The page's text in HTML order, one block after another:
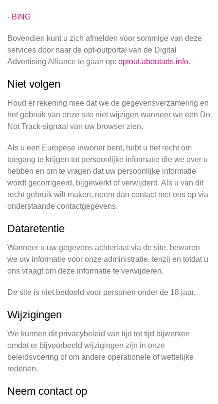
- BING
Bovendien kunt u zich afmelden voor sommige van deze
services door naar de opt-outportal van de Digital
Advertising Alliance te gaan op: optout.aboutads.info.
Niet volgen
Houd er rekening mee dat we de gegevensverzameling en
het gebruik van onze site niet wijzigen wanneer we een Do
Not Track-signaal van uw browser zien.
Als u een Europese inwoner bent, hebt u het recht om
toegang te krijgen tot persoonlijke informatie die we over u
hebben en om te vragen dat uw persoonlijke informatie
wordt gecorrigeerd, bijgewerkt of verwijderd. Als u van dit
recht gebruik wilt maken, neem dan contact met ons op via
onderstaande contactgegevens.
Dataretentie
Wanneer u uw gegevens achterlaat via de site, bewaren
we uw informatie voor onze administratie, tenzij en totdat u
ons vraagt om deze informatie te verwijderen.
De site is niet bedoeld voor personen onder de 18 jaar.
Wijzigingen
We kunnen dit privacybeleid van tijd tot tijd bijwerken
omdat er bijvoorbeeld wijzigingen zijn in onze
beleidsvoering of om andere operationele of wettelijke
redenen.
Neem contact op